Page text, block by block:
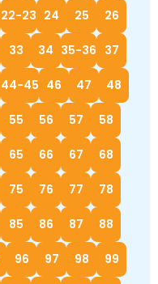
22-23 24 25 26
33 34 35-36 37
44-45 46 47 48
55 56 57 58
65 66 67 68
75 76 77 78
85 86 87 88
96 97 98 99